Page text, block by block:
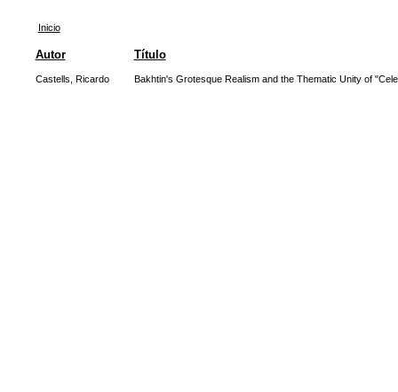
Inicio
Autor Título
Castells, Ricardo Bakhtin's Grotesque Realism and the Thematic Unity of